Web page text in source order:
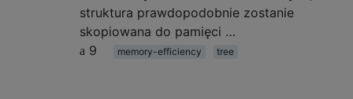
struktura prawdopodobnie zostanie
skopiowana do pamięci …
9
memory-efficiency tree